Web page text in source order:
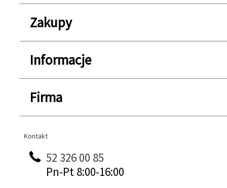
Zakupy
Informacje
Firma
Kontakt
Kontakt
52 326 00 85
Pn-Pt 8:00-16:00